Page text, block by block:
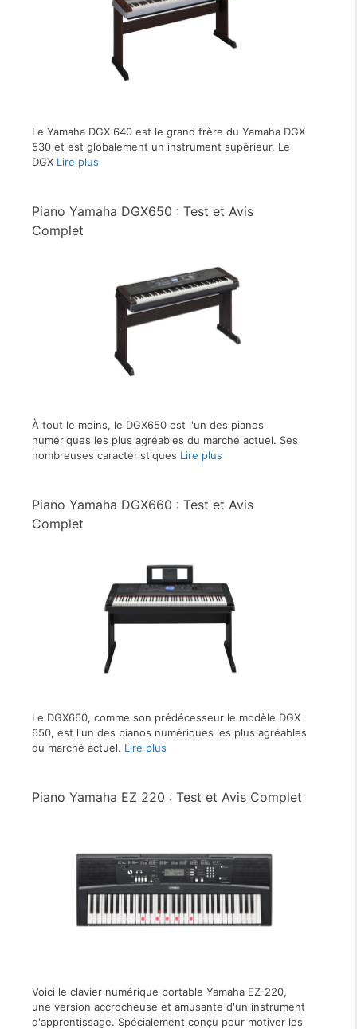
Le Yamaha DGX 640 est le grand frère du Yamaha DGX
530 et est globalement un instrument supérieur. Le
DGX Lire plus
Piano Yamaha DGX650 : Test et Avis
Complet
À tout le moins, le DGX650 est l'un des pianos
numériques les plus agréables du marché actuel. Ses
nombreuses caractéristiques Lire plus
Piano Yamaha DGX660 : Test et Avis
Complet
Le DGX660, comme son prédécesseur le modèle DGX
650, est l'un des pianos numériques les plus agréables
du marché actuel. Lire plus
Piano Yamaha EZ 220 : Test et Avis Complet
Voici le clavier numérique portable Yamaha EZ-220,
une version accrocheuse et amusante d'un instrument
d'apprentissage. Spécialement conçu pour motiver les